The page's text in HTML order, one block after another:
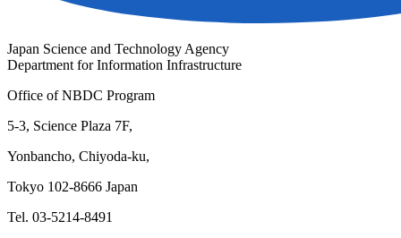
Japan Science and Technology Agency
Department for Information Infrastructure
Office of NBDC Program
5-3, Science Plaza 7F,
Yonbancho, Chiyoda-ku,
Tokyo 102-8666 Japan
Tel. 03-5214-8491